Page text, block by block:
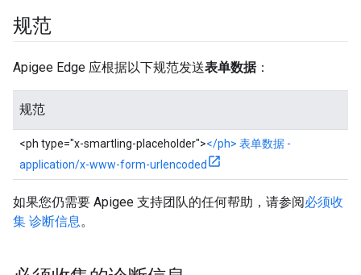
规范
Apigee Edge 应根据以下规范发送表单数据：
规范
<ph type="x-smartling-placeholder"></ph> 表单数据 -
application/x-www-form-urlencoded
如果您仍需要 Apigee 支持团队的任何帮助，请参阅必须收
集 诊断信息。